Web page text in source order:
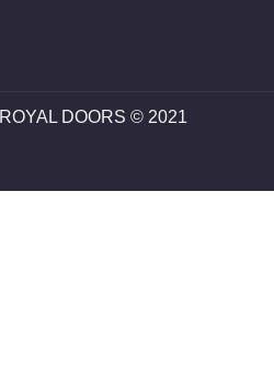
ROYAL DOORS © 2021 כל הזכויות שמורות